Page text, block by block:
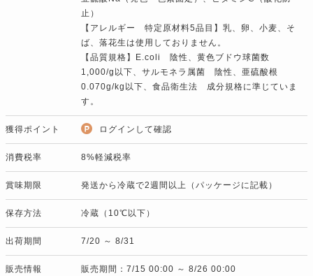
止）
【アレルギー 特定原材料5品目】乳、卵、小麦、そ
ば、落花生は使用しておりません。
【品質規格】E.coli 陰性、黄色ブドウ球菌数
1,000/g以下、サルモネラ属菌 陰性、亜硫酸根
0.070g/kg以下、食品衛生法 成分規格に準じていま
す。
獲得ポイント ログインして確認
消費税率 8%軽減税率
賞味期限 発送から冷蔵で2週間以上（パッケージに記載）
保存方法 冷蔵（10℃以下）
出荷期間 7/20 ～ 8/31
販売情報 販売期間：7/15 00:00 ～ 8/26 00:00